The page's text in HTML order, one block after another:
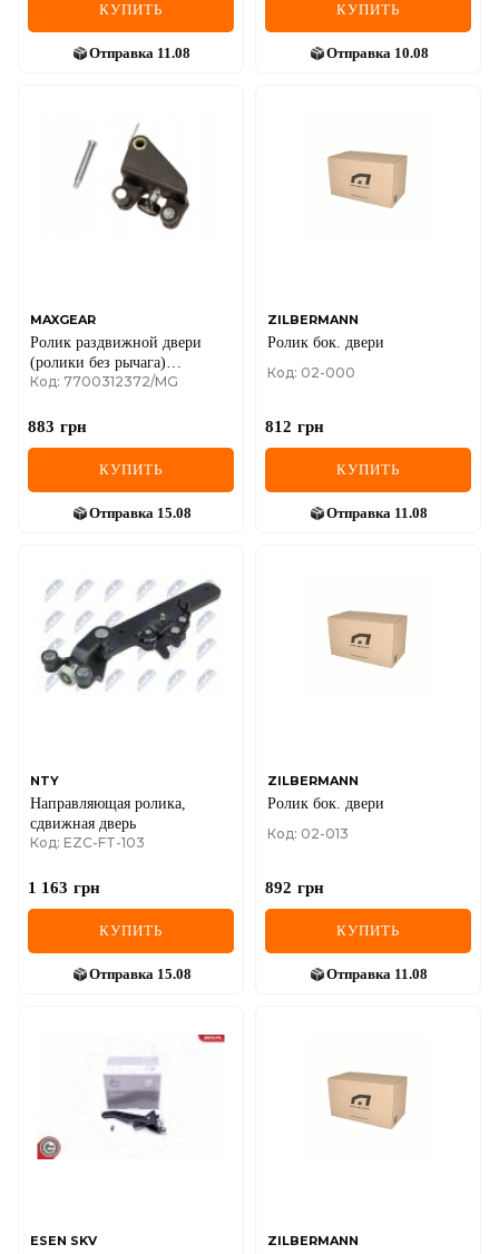
КУПИТЬ
Отправка 11.08
КУПИТЬ
Отправка 10.08
MAXGEAR
Ролик раздвижной двери
(ролики без рычага)
центральный, правой двери
A 01->14
Код: 7700312372/MG
883 грн
КУПИТЬ
Отправка 15.08
ZILBERMANN
Ролик бок. двери
Код: 02-000
812 грн
КУПИТЬ
Отправка 11.08
NTY
Направляющая ролика,
сдвижная дверь
Код: EZC-FT-103
1 163 грн
КУПИТЬ
Отправка 15.08
ZILBERMANN
Ролик бок. двери
Код: 02-013
892 грн
КУПИТЬ
Отправка 11.08
ESEN SKV ZILBERMANN